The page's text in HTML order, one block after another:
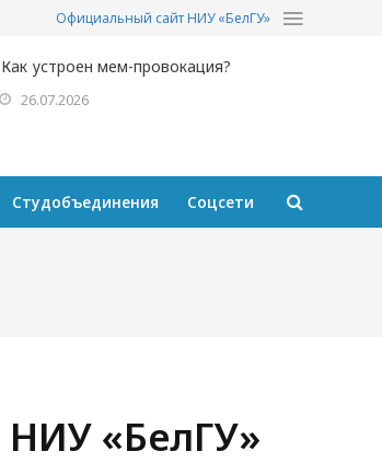
Официальный сайт НИУ «БелГУ»
Как устроен мем-провокация?
26.07.2026
Студобъединения Соцсети
«БелГУ»